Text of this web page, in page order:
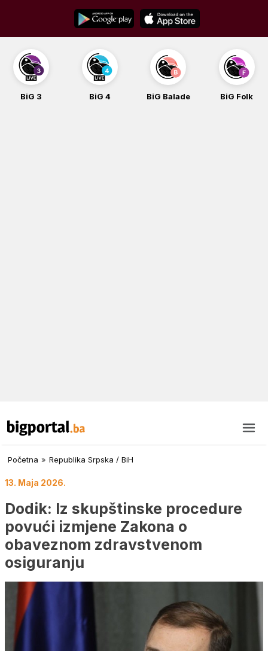
content
BiG 3 BiG 4 BiG Balade BiG Folk
Početna » Republika Srpska / BiH
13. Maja 2026.
Dodik: Iz skupštinske procedure
povući izmjene Zakona o
obaveznom zdravstvenom
osiguranju